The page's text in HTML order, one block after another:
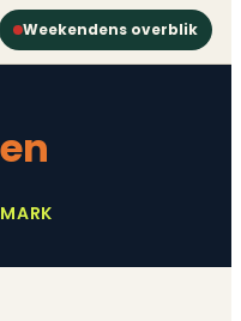
1. Division 2.
Weekendens overblik